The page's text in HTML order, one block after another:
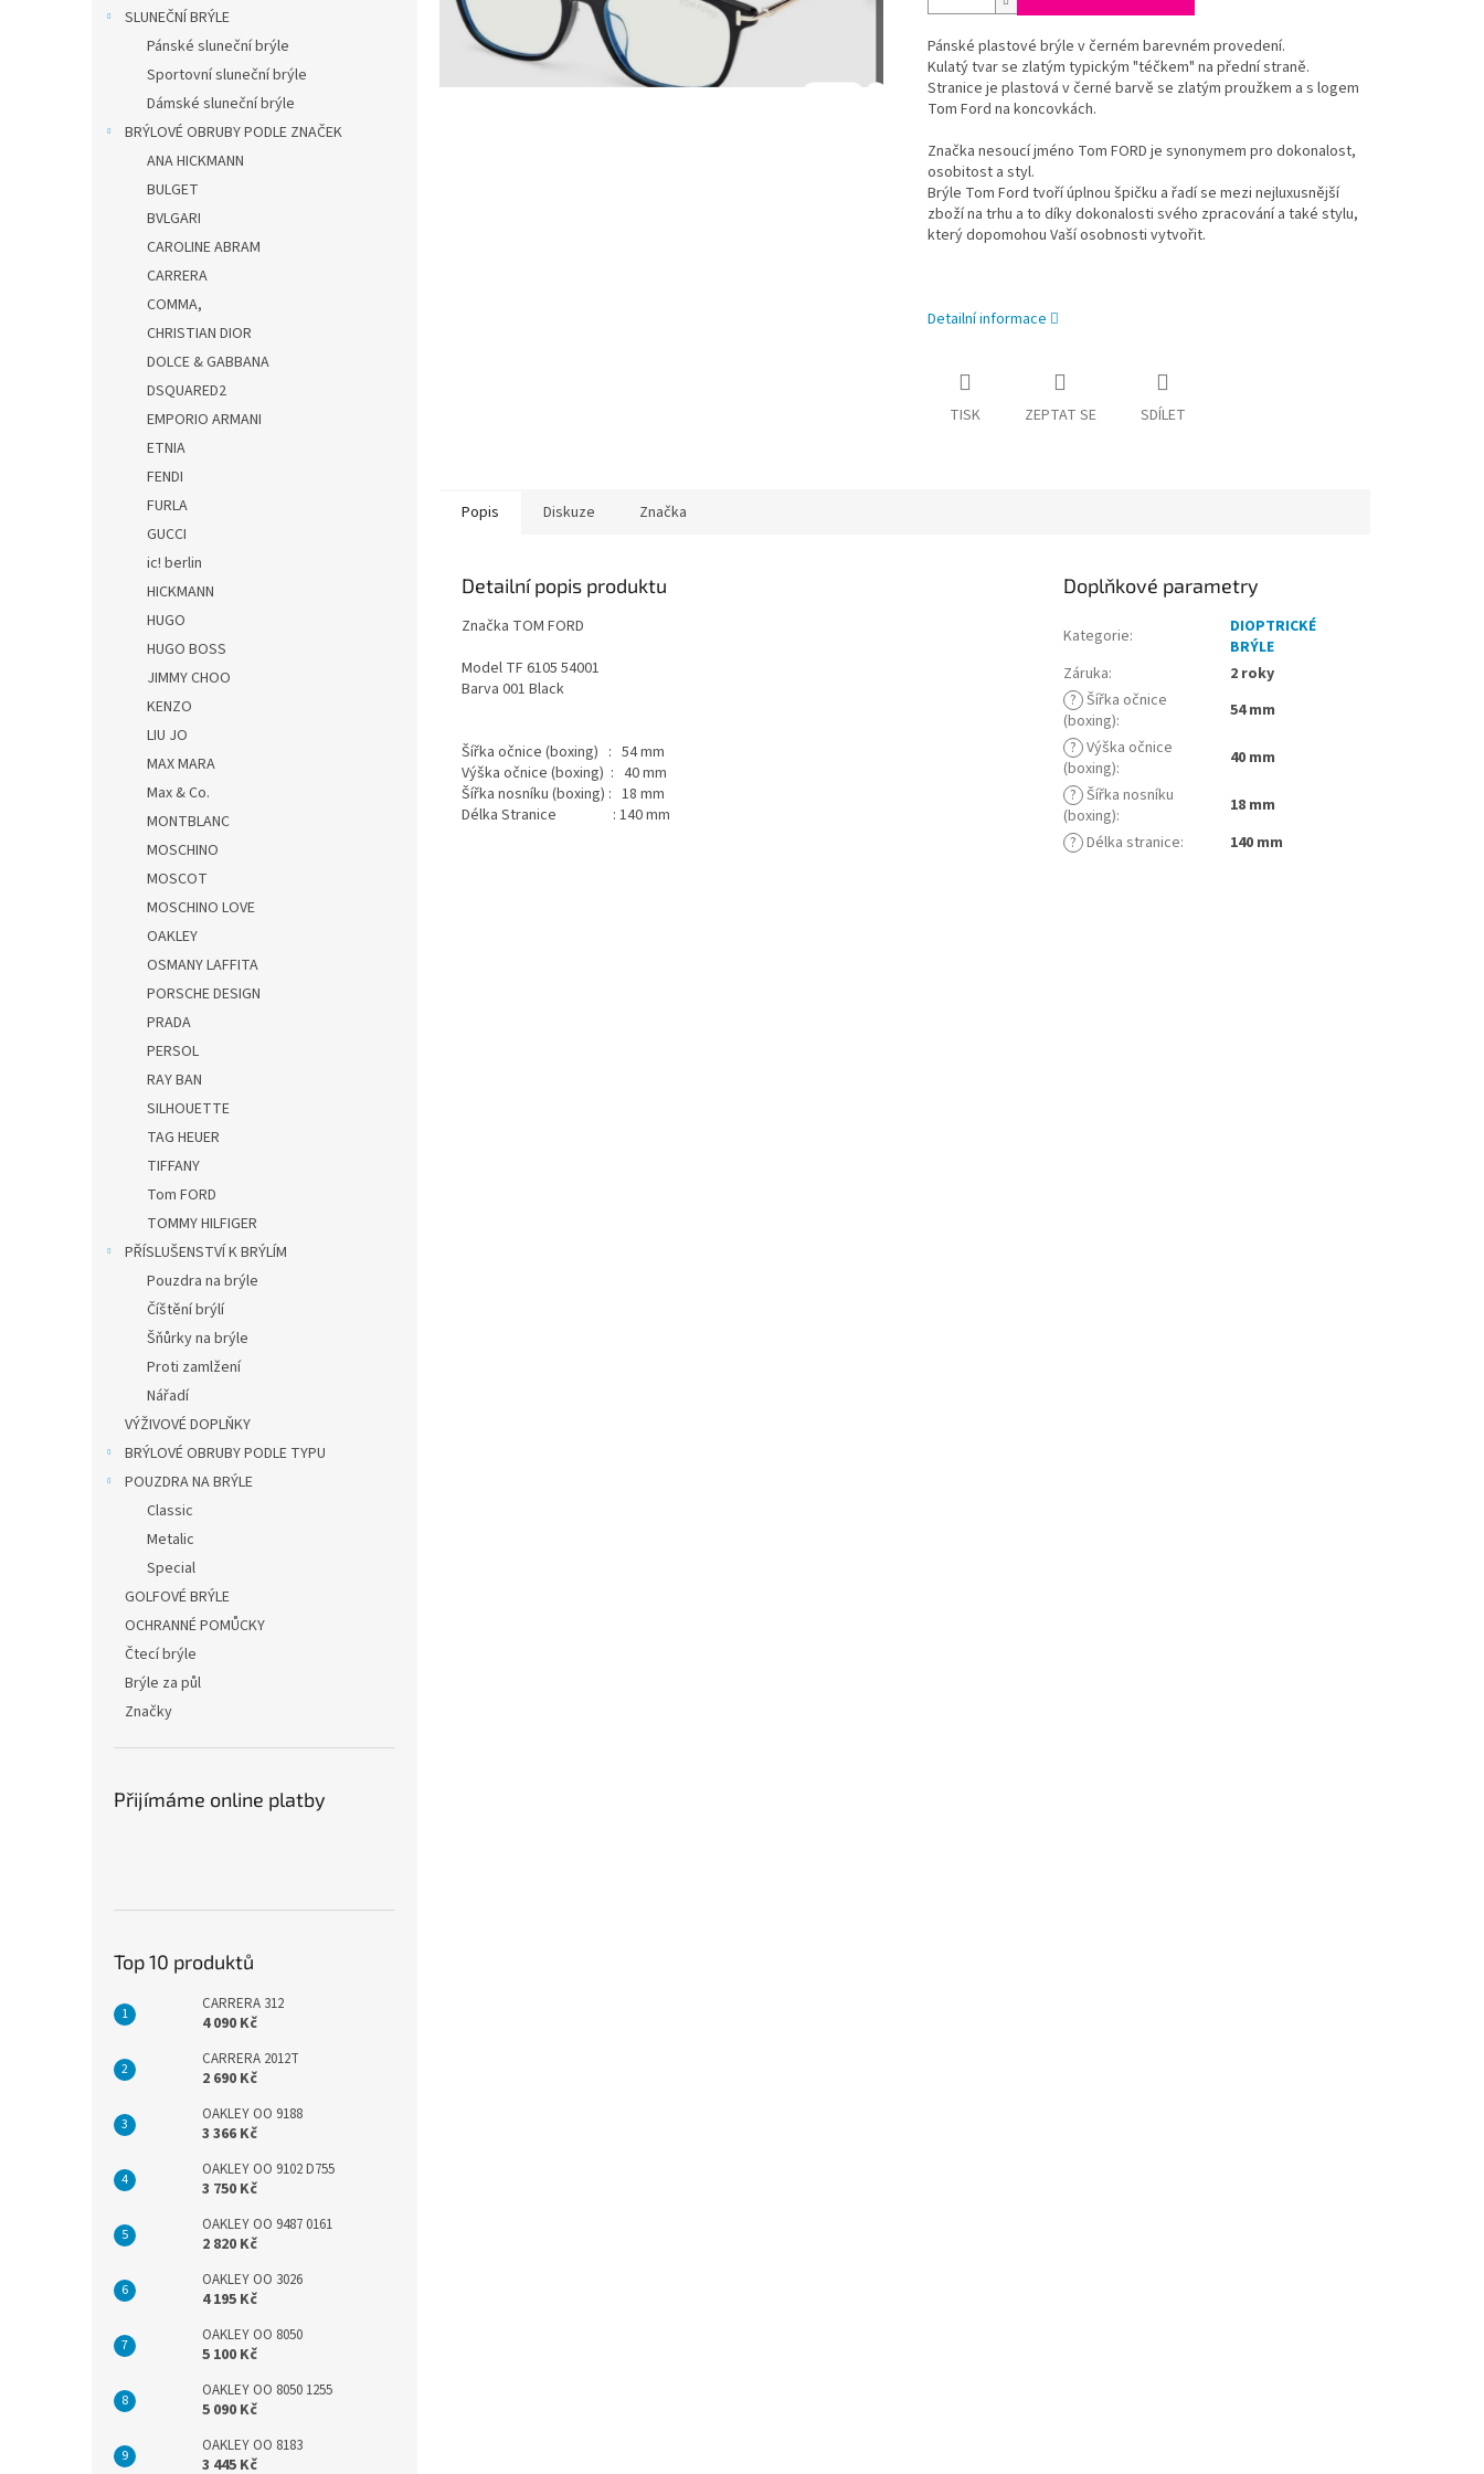
SLUNEČNÍ BRÝLE
Pánské sluneční brýle
Sportovní sluneční brýle
Dámské sluneční brýle
BRÝLOVÉ OBRUBY PODLE ZNAČEK
ANA HICKMANN
BULGET
BVLGARI
CAROLINE ABRAM
CARRERA
COMMA,
CHRISTIAN DIOR
DOLCE & GABBANA
DSQUARED2
EMPORIO ARMANI
ETNIA
FENDI
FURLA
GUCCI
ic! berlin
HICKMANN
HUGO
HUGO BOSS
JIMMY CHOO
KENZO
LIU JO
MAX MARA
Max & Co.
MONTBLANC
MOSCHINO
MOSCOT
MOSCHINO LOVE
OAKLEY
OSMANY LAFFITA
PORSCHE DESIGN
PRADA
PERSOL
RAY BAN
SILHOUETTE
TAG HEUER
TIFFANY
Tom FORD
TOMMY HILFIGER
PŘÍSLUŠENSTVÍ K BRÝLÍM
Pouzdra na brýle
Číštění brýlí
Šňůrky na brýle
Proti zamlžení
Nářadí
VÝŽIVOVÉ DOPLŇKY
BRÝLOVÉ OBRUBY PODLE TYPU
POUZDRA NA BRÝLE
Classic
Metalic
Special
GOLFOVÉ BRÝLE
OCHRANNÉ POMŮCKY
Čtecí brýle
Brýle za půl
Značky
Přijímáme online platby
Top 10 produktů
CARRERA 312
4 090 Kč
CARRERA 2012T
2 690 Kč
OAKLEY OO 9188
3 366 Kč
OAKLEY OO 9102 D755
3 750 Kč
OAKLEY OO 9487 0161
2 820 Kč
OAKLEY OO 3026
4 195 Kč
OAKLEY OO 8050
5 100 Kč
OAKLEY OO 8050 1255
5 090 Kč
OAKLEY OO 8183
3 445 Kč
Pánské plastové brýle v černém barevném provedení.
Kulatý tvar se zlatým typickým "téčkem" na přední straně.
Stranice je plastová v černé barvě se zlatým proužkem a s logem
Tom Ford na koncovkách.
Značka nesoucí jméno Tom FORD je synonymem pro dokonalost,
osobitost a styl.
Brýle Tom Ford tvoří úplnou špičku a řadí se mezi nejluxusnější
zboží na trhu a to díky dokonalosti svého zpracování a také stylu,
který dopomohou Vaší osobnosti vytvořit.
Detailní informace
TISK ZEPTAT SE SDÍLET
Popis Diskuze Značka
Detailní popis produktu
Značka TOM FORD
Model TF 6105 54001
Barva 001 Black
Šířka očnice (boxing) : 54 mm
Výška očnice (boxing) : 40 mm
Šířka nosníku (boxing) : 18 mm
Délka Stranice : 140 mm
Doplňkové parametry
Kategorie:
DIOPTRICKÉ
BRÝLE
Záruka:
2 roky
? Šířka očnice
(boxing):
54 mm
? Výška očnice
(boxing):
40 mm
? Šířka nosníku
(boxing):
18 mm
? Délka stranice: 140 mm